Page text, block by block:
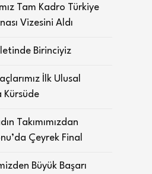
Tam Kadro Türkiye
Vizesini Aldı
Birinciyiz
İlk Ulusal
Kürsüde
Takımımızdan
Çeyrek Final
Büyük Başarı